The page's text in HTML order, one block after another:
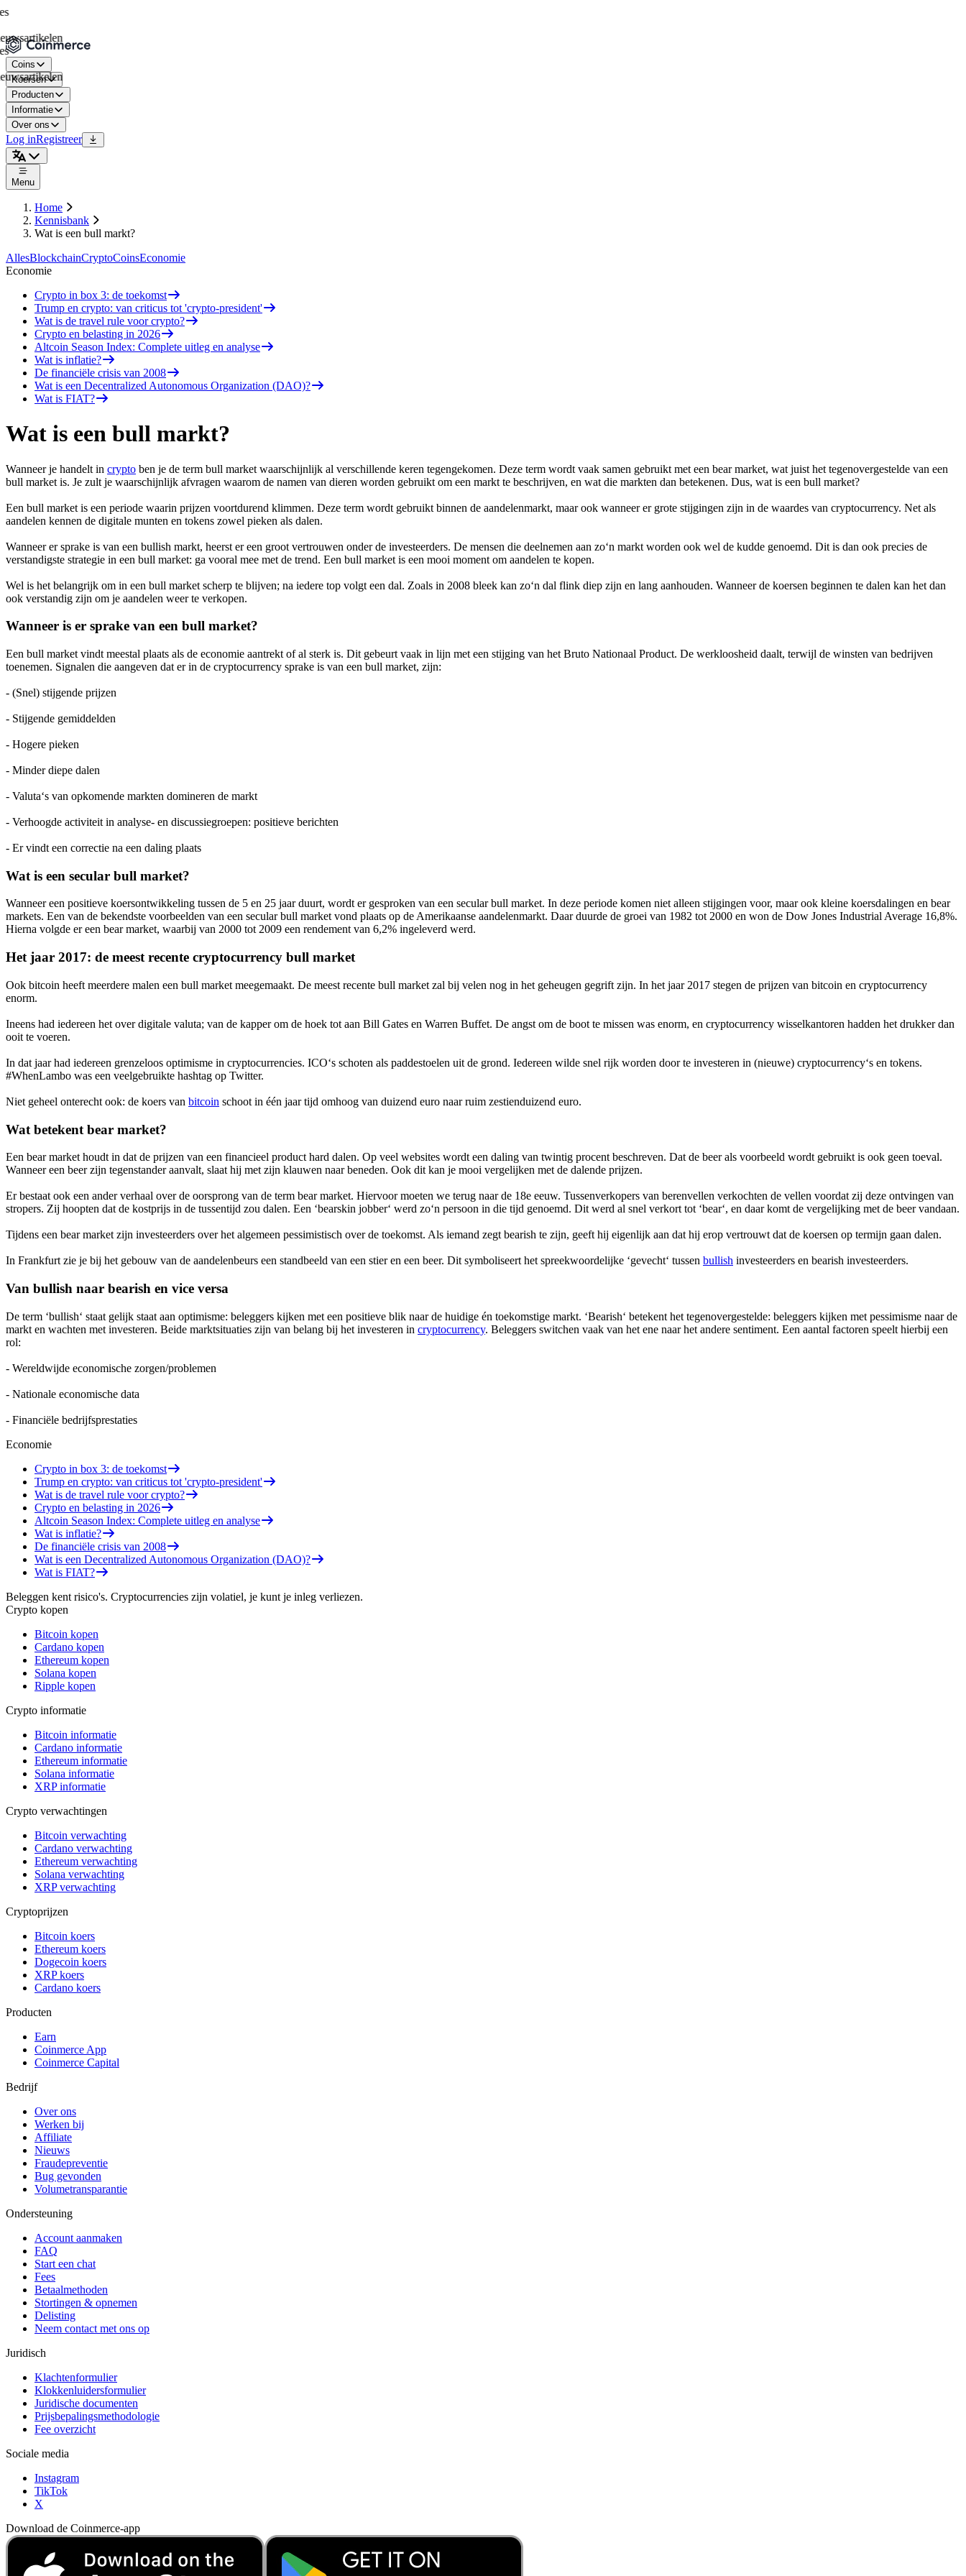
Coins
Koersen
Producten
Informatie
Over ons
Log inRegistreer
Menu
Home
Kennisbank
Wat is een bull markt?
AllesBlockchainCryptoCoinsEconomie
Economie
Crypto in box 3: de toekomst
Trump en crypto: van criticus tot 'crypto-president'
Wat is de travel rule voor crypto?
Crypto en belasting in 2026
Altcoin Season Index: Complete uitleg en analyse
Wat is inflatie?
De financiële crisis van 2008
Wat is een Decentralized Autonomous Organization (DAO)?
Wat is FIAT?
Wat is een bull markt?
Wanneer je handelt in crypto ben je de term bull market waarschijnlijk al verschillende keren tegengekomen. Deze term wordt vaak samen gebruikt met een bear market, wat juist het tegenovergestelde van een
bull market is. Je zult je waarschijnlijk afvragen waarom de namen van dieren worden gebruikt om een markt te beschrijven, en wat die markten dan betekenen. Dus, wat is een bull market?
Een bull market is een periode waarin prijzen voortdurend klimmen. Deze term wordt gebruikt binnen de aandelenmarkt, maar ook wanneer er grote stijgingen zijn in de waardes van cryptocurrency. Net als
aandelen kennen de digitale munten en tokens zowel pieken als dalen.
Wanneer er sprake is van een bullish markt, heerst er een groot vertrouwen onder de investeerders. De mensen die deelnemen aan zo‘n markt worden ook wel de kudde genoemd. Dit is dan ook precies de
verstandigste strategie in een bull market: ga vooral mee met de trend. Een bull market is een mooi moment om aandelen te kopen.
Wel is het belangrijk om in een bull market scherp te blijven; na iedere top volgt een dal. Zoals in 2008 bleek kan zo‘n dal flink diep zijn en lang aanhouden. Wanneer de koersen beginnen te dalen kan het dan
ook verstandig zijn om je aandelen weer te verkopen.
Wanneer is er sprake van een bull market?
Een bull market vindt meestal plaats als de economie aantrekt of al sterk is. Dit gebeurt vaak in lijn met een stijging van het Bruto Nationaal Product. De werkloosheid daalt, terwijl de winsten van bedrijven
toenemen. Signalen die aangeven dat er in de cryptocurrency sprake is van een bull market, zijn:
- (Snel) stijgende prijzen
- Stijgende gemiddelden
- Hogere pieken
- Minder diepe dalen
- Valuta‘s van opkomende markten domineren de markt
- Verhoogde activiteit in analyse- en discussiegroepen: positieve berichten
- Er vindt een correctie na een daling plaats
Wat is een secular bull market?
Wanneer een positieve koersontwikkeling tussen de 5 en 25 jaar duurt, wordt er gesproken van een secular bull market. In deze periode komen niet alleen stijgingen voor, maar ook kleine koersdalingen en bear
markets. Een van de bekendste voorbeelden van een secular bull market vond plaats op de Amerikaanse aandelenmarkt. Daar duurde de groei van 1982 tot 2000 en won de Dow Jones Industrial Average 16,8%.
Hierna volgde er een bear market, waarbij van 2000 tot 2009 een rendement van 6,2% ingeleverd werd.
Het jaar 2017: de meest recente cryptocurrency bull market
Ook bitcoin heeft meerdere malen een bull market meegemaakt. De meest recente bull market zal bij velen nog in het geheugen gegrift zijn. In het jaar 2017 stegen de prijzen van bitcoin en cryptocurrency
enorm.
Ineens had iedereen het over digitale valuta; van de kapper om de hoek tot aan Bill Gates en Warren Buffet. De angst om de boot te missen was enorm, en cryptocurrency wisselkantoren hadden het drukker dan
ooit te voeren.
In dat jaar had iedereen grenzeloos optimisme in cryptocurrencies. ICO‘s schoten als paddestoelen uit de grond. Iedereen wilde snel rijk worden door te investeren in (nieuwe) cryptocurrency‘s en tokens.
#WhenLambo was een veelgebruikte hashtag op Twitter.
Niet geheel onterecht ook: de koers van bitcoin schoot in één jaar tijd omhoog van duizend euro naar ruim zestienduizend euro.
Wat betekent bear market?
Een bear market houdt in dat de prijzen van een financieel product hard dalen. Op veel websites wordt een daling van twintig procent beschreven. Dat de beer als voorbeeld wordt gebruikt is ook geen toeval.
Wanneer een beer zijn tegenstander aanvalt, slaat hij met zijn klauwen naar beneden. Ook dit kan je mooi vergelijken met de dalende prijzen.
Er bestaat ook een ander verhaal over de oorsprong van de term bear market. Hiervoor moeten we terug naar de 18e eeuw. Tussenverkopers van berenvellen verkochten de vellen voordat zij deze ontvingen van
stropers. Zij hoopten dat de kostprijs in de tussentijd zou dalen. Een ‘bearskin jobber‘ werd zo‘n persoon in die tijd genoemd. Dit werd al snel verkort tot ‘bear‘, en daar komt de vergelijking met de beer vandaan.
Tijdens een bear market zijn investeerders over het algemeen pessimistisch over de toekomst. Als iemand zegt bearish te zijn, geeft hij eigenlijk aan dat hij erop vertrouwt dat de koersen op termijn gaan dalen.
In Frankfurt zie je bij het gebouw van de aandelenbeurs een standbeeld van een stier en een beer. Dit symboliseert het spreekwoordelijke ‘gevecht‘ tussen bullish investeerders en bearish investeerders.
Van bullish naar bearish en vice versa
De term ‘bullish‘ staat gelijk staat aan optimisme: beleggers kijken met een positieve blik naar de huidige én toekomstige markt. ‘Bearish‘ betekent het tegenovergestelde: beleggers kijken met pessimisme naar de
markt en wachten met investeren. Beide marktsituaties zijn van belang bij het investeren in cryptocurrency. Beleggers switchen vaak van het ene naar het andere sentiment. Een aantal factoren speelt hierbij een
rol:
- Wereldwijde economische zorgen/problemen
- Nationale economische data
- Financiële bedrijfsprestaties
Economie
Crypto in box 3: de toekomst
Trump en crypto: van criticus tot 'crypto-president'
Wat is de travel rule voor crypto?
Crypto en belasting in 2026
Altcoin Season Index: Complete uitleg en analyse
Wat is inflatie?
De financiële crisis van 2008
Wat is een Decentralized Autonomous Organization (DAO)?
Wat is FIAT?
Beleggen kent risico's. Cryptocurrencies zijn volatiel, je kunt je inleg verliezen.
Crypto kopen
Bitcoin kopen
Cardano kopen
Ethereum kopen
Solana kopen
Ripple kopen
Crypto informatie
Bitcoin informatie
Cardano informatie
Ethereum informatie
Solana informatie
XRP informatie
Crypto verwachtingen
Bitcoin verwachting
Cardano verwachting
Ethereum verwachting
Solana verwachting
XRP verwachting
Cryptoprijzen
Bitcoin koers
Ethereum koers
Dogecoin koers
XRP koers
Cardano koers
Producten
Earn
Coinmerce App
Coinmerce Capital
Bedrijf
Over ons
Werken bij
Affiliate
Nieuws
Fraudepreventie
Bug gevonden
Volumetransparantie
Ondersteuning
Account aanmaken
FAQ
Start een chat
Fees
Betaalmethoden
Stortingen & opnemen
Delisting
Neem contact met ons op
Juridisch
Klachtenformulier
Klokkenluidersformulier
Juridische documenten
Prijsbepalingsmethodologie
Fee overzicht
Sociale media
Instagram
TikTok
X
Download de Coinmerce-app